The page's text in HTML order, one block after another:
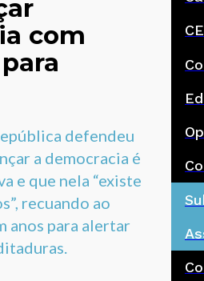
com
defendeu
a democracia é
e que nela “existe
recuando ao
anos para alertar